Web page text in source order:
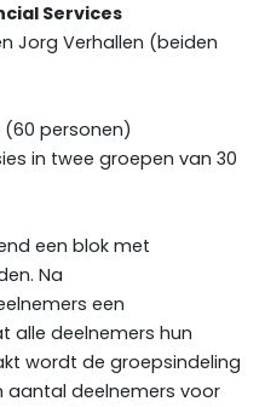
Services
Jorg Verhallen (beiden
personen)
in twee groepen van 30
een blok met
Na
een
alle deelnemers hun
wordt de groepsindeling
deelnemers voor